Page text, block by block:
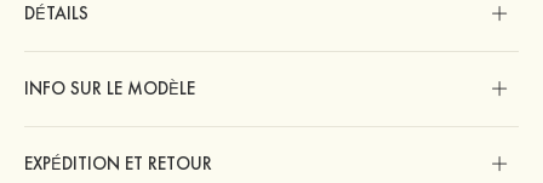
DÉTAILS
INFO SUR LE MODÈLE
EXPÉDITION ET RETOUR